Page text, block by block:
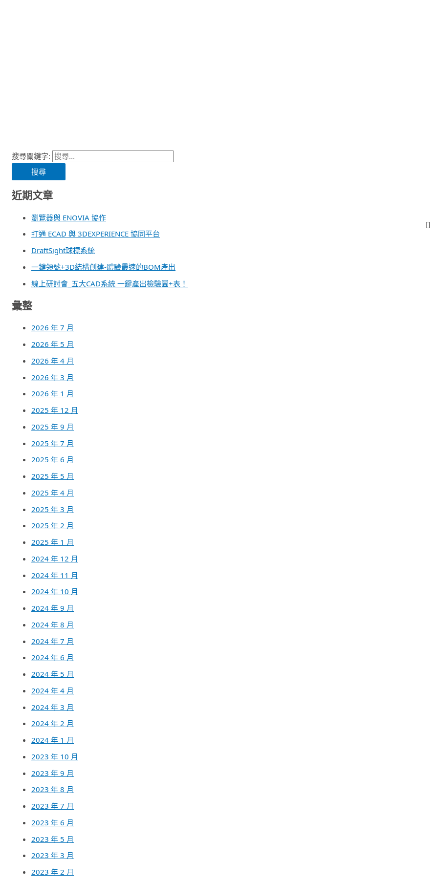
搜尋關鍵字:
近期文章
瀏覽器與 ENOVIA 協作
打通 ECAD 與 3DEXPERIENCE 協同平台
DraftSight球標系統
一鍵領號+3D結構創建-體驗最速的BOM產出
線上研討會_五大CAD系統 一鍵產出檢驗圖+表！
彙整
2026 年 7 月
2026 年 5 月
2026 年 4 月
2026 年 3 月
2026 年 1 月
2025 年 12 月
2025 年 9 月
2025 年 7 月
2025 年 6 月
2025 年 5 月
2025 年 4 月
2025 年 3 月
2025 年 2 月
2025 年 1 月
2024 年 12 月
2024 年 11 月
2024 年 10 月
2024 年 9 月
2024 年 8 月
2024 年 7 月
2024 年 6 月
2024 年 5 月
2024 年 4 月
2024 年 3 月
2024 年 2 月
2024 年 1 月
2023 年 10 月
2023 年 9 月
2023 年 8 月
2023 年 7 月
2023 年 6 月
2023 年 5 月
2023 年 3 月
2023 年 2 月